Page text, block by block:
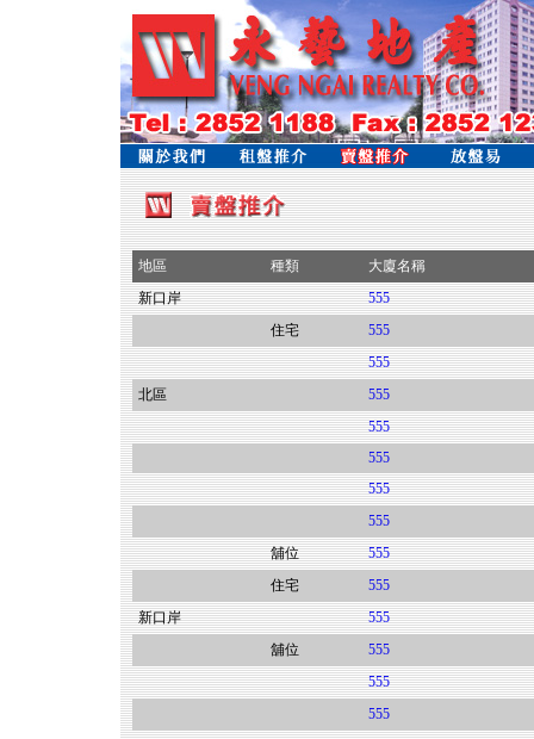
地區 種類
大廈名稱
新口岸
555
住宅
555
555
北區
555
555
555
555
555
舖位
555
住宅
555
新口岸
555
舖位
555
555
555